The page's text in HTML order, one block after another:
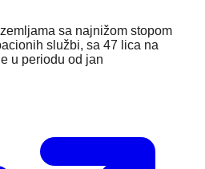
sa najnižom stopom
službi, sa 47 lica na
u periodu od jan